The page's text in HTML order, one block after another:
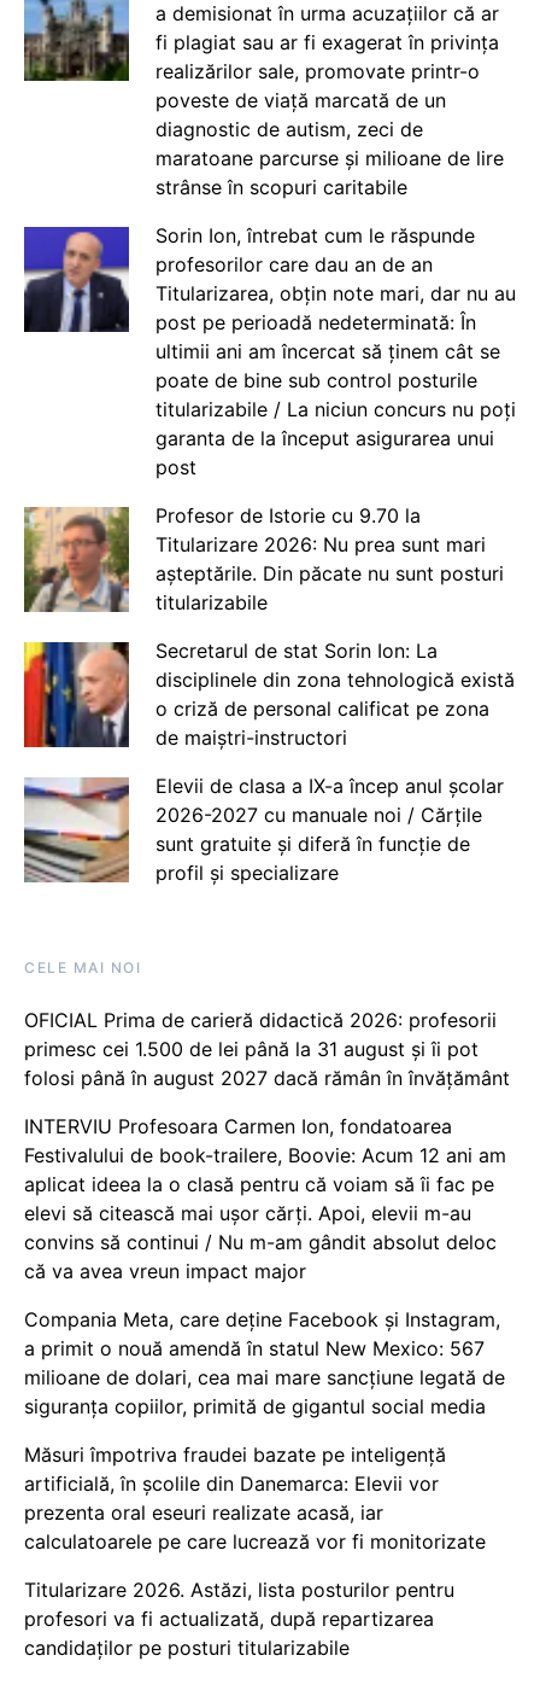
a demisionat în urma acuzațiilor că ar
fi plagiat sau ar fi exagerat în privința
realizărilor sale, promovate printr-o
poveste de viață marcată de un
diagnostic de autism, zeci de
maratoane parcurse și milioane de lire
strânse în scopuri caritabile
Sorin Ion, întrebat cum le răspunde
profesorilor care dau an de an
Titularizarea, obțin note mari, dar nu au
post pe perioadă nedeterminată: În
ultimii ani am încercat să ținem cât se
poate de bine sub control posturile
titularizabile / La niciun concurs nu poți
garanta de la început asigurarea unui
post
Profesor de Istorie cu 9.70 la
Titularizare 2026: Nu prea sunt mari
așteptările. Din păcate nu sunt posturi
titularizabile
Secretarul de stat Sorin Ion: La
disciplinele din zona tehnologică există
o criză de personal calificat pe zona
de maiștri-instructori
Elevii de clasa a IX-a încep anul școlar
2026-2027 cu manuale noi / Cărțile
sunt gratuite și diferă în funcție de
profil și specializare
CELE MAI NOI
OFICIAL Prima de carieră didactică 2026: profesorii
primesc cei 1.500 de lei până la 31 august și îi pot
folosi până în august 2027 dacă rămân în învățământ
INTERVIU Profesoara Carmen Ion, fondatoarea
Festivalului de book-trailere, Boovie: Acum 12 ani am
aplicat ideea la o clasă pentru că voiam să îi fac pe
elevi să citească mai ușor cărți. Apoi, elevii m-au
convins să continui / Nu m-am gândit absolut deloc
că va avea vreun impact major
Compania Meta, care deține Facebook și Instagram,
a primit o nouă amendă în statul New Mexico: 567
milioane de dolari, cea mai mare sancțiune legată de
siguranța copiilor, primită de gigantul social media
Măsuri împotriva fraudei bazate pe inteligență
artificială, în școlile din Danemarca: Elevii vor
prezenta oral eseuri realizate acasă, iar
calculatoarele pe care lucrează vor fi monitorizate
Titularizare 2026. Astăzi, lista posturilor pentru
profesori va fi actualizată, după repartizarea
candidaților pe posturi titularizabile